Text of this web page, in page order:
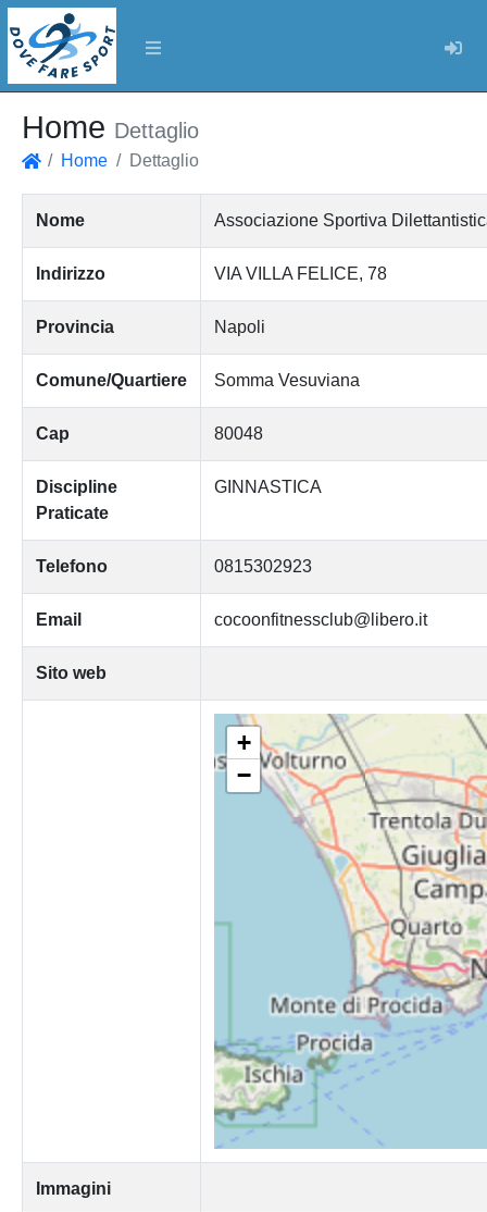
Home Dettaglio
Home Dettaglio
Nome Associazione Sportiva
Indirizzo VIA VILLA FELICE, 78
Provincia Napoli
Comune/Quartiere Somma Vesuviana
Cap 80048
Discipline
Praticate
GINNASTICA
Telefono 0815302923
Email cocoonfitnessclub@libero.it
Sito web
+
−
Immagini